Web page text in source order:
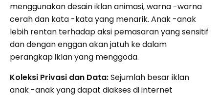
menggunakan desain iklan animasi, warna -warna
cerah dan kata -kata yang menarik. Anak -anak
lebih rentan terhadap aksi pemasaran yang sensitif
dan dengan enggan akan jatuh ke dalam
perangkap iklan yang menggoda.
Koleksi Privasi dan Data:Sejumlah besar iklan
anak -anak yang dapat diakses di internet